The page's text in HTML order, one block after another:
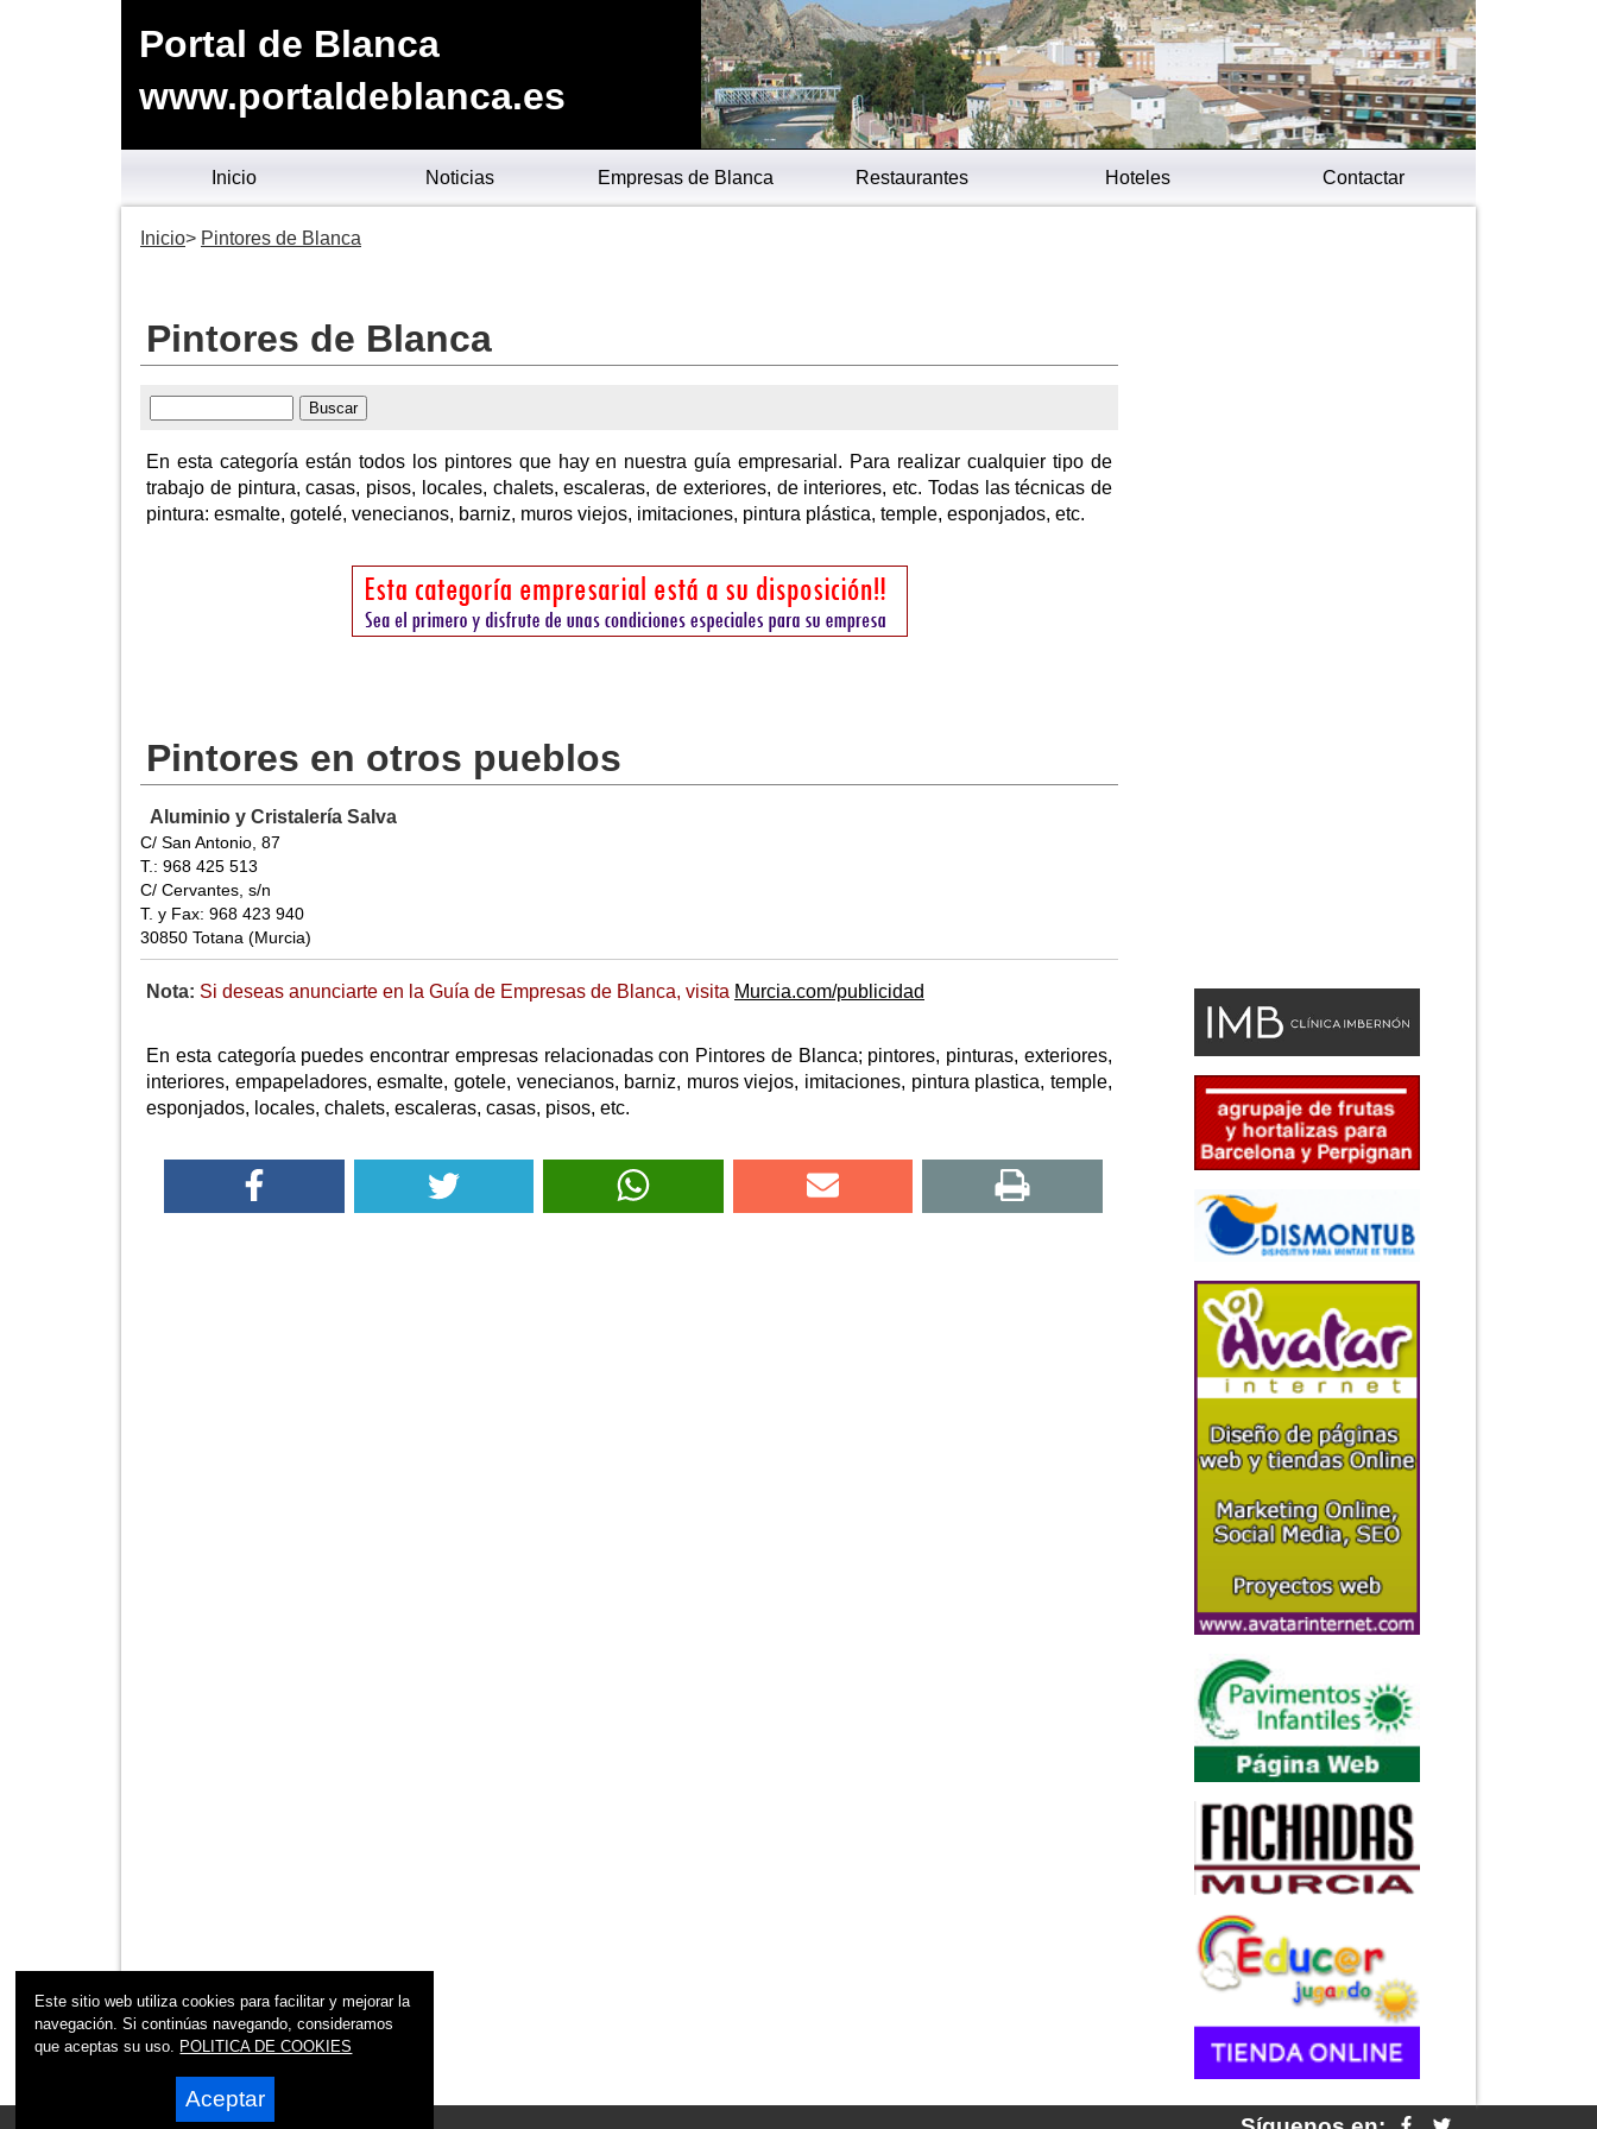
Portal de Blanca
www.portaldeblanca.es
Inicio Noticias Empresas de Blanca Restaurantes Hoteles Contactar
Inicio Pintores de Blanca
Pintores de Blanca
En esta categoría están todos los pintores que hay en nuestra guía empresarial. Para realizar cualquier tipo de
trabajo de pintura, casas, pisos, locales, chalets, escaleras, de exteriores, de interiores, etc. Todas las técnicas de
pintura: esmalte, gotelé, venecianos, barniz, muros viejos, imitaciones, pintura plástica, temple, esponjados, etc.
Pintores en otros pueblos
Aluminio y Cristalería Salva
C/ San Antonio, 87
T.: 968 425 513
C/ Cervantes, s/n
T. y Fax: 968 423 940
30850 Totana (Murcia)
Nota: Si deseas anunciarte en la Guía de Empresas de Blanca, visita Murcia.com/publicidad
En esta categoría puedes encontrar empresas relacionadas con Pintores de Blanca; pintores, pinturas, exteriores,
interiores, empapeladores, esmalte, gotele, venecianos, barniz, muros viejos, imitaciones, pintura plastica, temple,
esponjados, locales, chalets, escaleras, casas, pisos, etc.
Este sitio web utiliza cookies para facilitar y mejorar la
navegación. Si continúas navegando, consideramos
que aceptas su uso. POLITICA DE COOKIES
Aceptar